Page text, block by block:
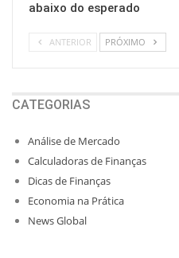
abaixo do esperado
ANTERIOR PRÓXIMO
CATEGORIAS
Análise de Mercado
Calculadoras de Finanças
Dicas de Finanças
Economia na Prática
News Global